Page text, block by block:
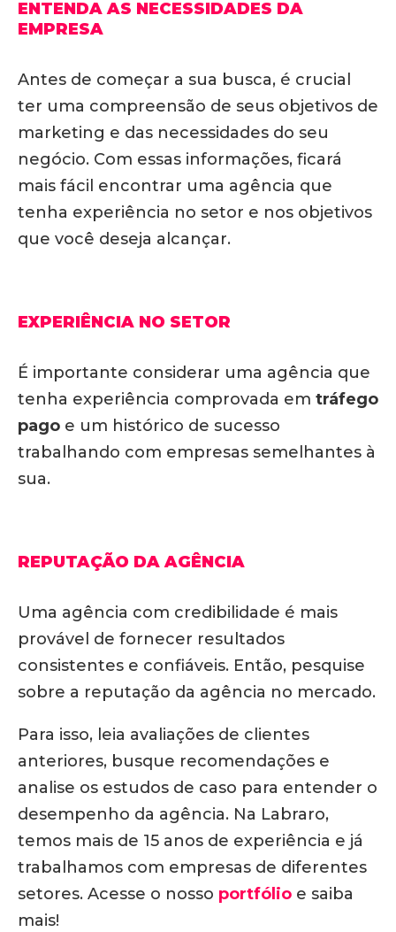
ENTENDA AS NECESSIDADES DA
EMPRESA
Antes de começar a sua busca, é crucial
ter uma compreensão de seus objetivos de
marketing e das necessidades do seu
negócio. Com essas informações, ficará
mais fácil encontrar uma agência que
tenha experiência no setor e nos objetivos
que você deseja alcançar.
EXPERIÊNCIA NO SETOR
É importante considerar uma agência que
tenha experiência comprovada em tráfego
pago e um histórico de sucesso
trabalhando com empresas semelhantes à
sua.
REPUTAÇÃO DA AGÊNCIA
Uma agência com credibilidade é mais
provável de fornecer resultados
consistentes e confiáveis. Então, pesquise
sobre a reputação da agência no mercado.
Para isso, leia avaliações de clientes
anteriores, busque recomendações e
analise os estudos de caso para entender o
desempenho da agência. Na Labraro,
temos mais de 15 anos de experiência e já
trabalhamos com empresas de diferentes
setores. Acesse o nosso portfólio e saiba
mais!